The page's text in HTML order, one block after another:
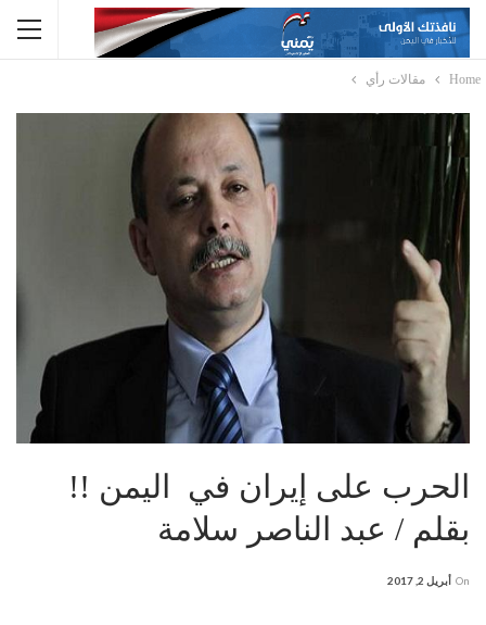
Home مقالات رأي
الحرب على إيران في اليمن !!
بقلم / عبد الناصر سلامة
On أبريل 2, 2017